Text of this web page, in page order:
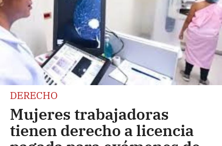
DERECHO
Mujeres trabajadoras
tienen derecho a licencia